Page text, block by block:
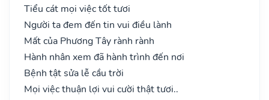
Tiểu cát mọi việc tốt tươi
Người ta đem đến tin vui điều lành
Mất của Phương Tây rành rành
Hành nhân xem đã hành trình đến nơi
Bệnh tật sửa lễ cầu trời
Mọi việc thuận lợi vui cười thật tươi..